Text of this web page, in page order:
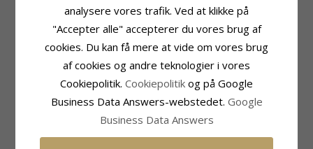
Blank
Diamant Farve: Wesselton
Carat: 0,25
Højde Inkl. Øsken:20,0 mm
7,8 mm
7,8 mm
Leveringstid:2-3 Hverdage
Passer Til Guldkæder Med Bredde
Slange Max:2,5 mm
Venezia Max:2,5 mm
analysere vores trafik. Ved at klikke på
"Accepter alle" accepterer du vores brug af
cookies. Du kan få mere at vide om vores brug
af cookies og andre teknologier i vores
Cookiepolitik. Cookiepolitik og på Google
Business Data Answers-webstedet. Google
Business Data Answers